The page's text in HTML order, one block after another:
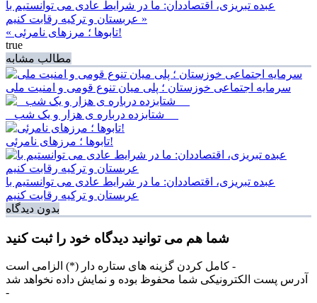
عبده تبریزی، اقتصاددان: ما در شرایط عادی می توانستیم با
عربستان و ترکیه رقابت کنیم »
« تابوها ؛ مرزهای نامرئی!
true
مطالب مشابه
سرمایه اجتماعی خوزستان ؛ پلی میان تنوع قومی و امنیت ملی
تابوها ؛ مرزهای نامرئی!
عبده تبریزی، اقتصاددان: ما در شرایط عادی می توانستیم با
عربستان و ترکیه رقابت کنیم
بدون دیدگاه
شما هم می توانید دیدگاه خود را ثبت کنید
کامل کردن گزینه های ستاره دار (*) الزامی است -
آدرس پست الکترونیکی شما محفوظ بوده و نمایش داده نخواهد شد
-